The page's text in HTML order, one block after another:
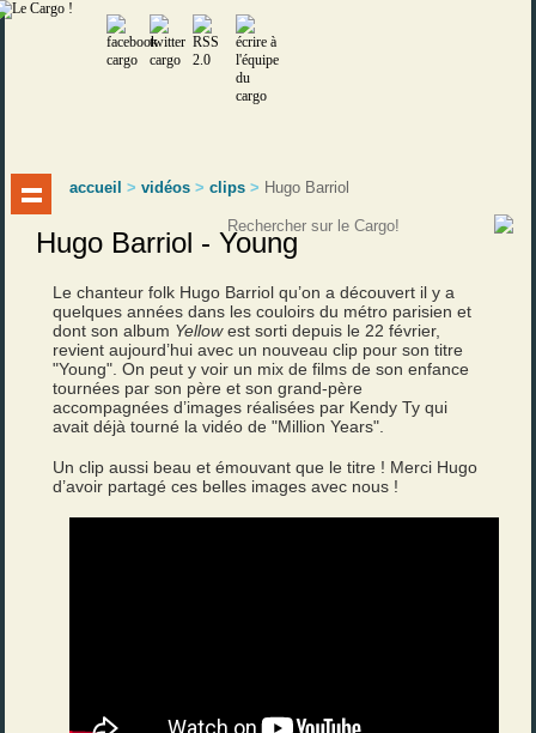
accueil >vidéos >clips > Hugo Barriol
Hugo Barriol - Young
Le chanteur folk Hugo Barriol qu’on a découvert il y a
quelques années dans les couloirs du métro parisien et
dont son album Yellowest sorti depuis le 22 février,
revient aujourd’hui avec un nouveau clip pour son titre
"Young". On peut y voir un mix de films de son enfance
tournées par son père et son grand-père
accompagnées d’images réalisées par Kendy Ty qui
avait déjà tourné la vidéo de "Million Years".
Un clip aussi beau et émouvant que le titre ! Merci Hugo
d’avoir partagé ces belles images avec nous !